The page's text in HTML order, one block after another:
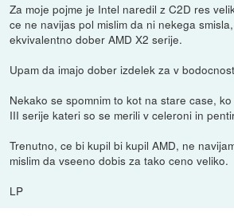
Za moje pojme je Intel naredil z C2D res
ce ne navijas pol mislim da ni nekega
ekvivalentno dober AMD X2 serije.
Upam da imajo dober izdelek za v
Nekako se spomnim to kot na stare case,
III serije kateri so se merili v celeroni in
Trenutno, ce bi kupil bi kupil AMD, ne
mislim da vseeno dobis za tako ceno veliko.
LP